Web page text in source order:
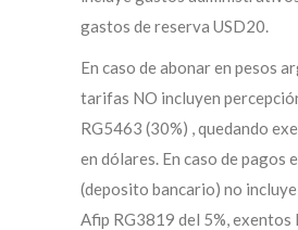
gastos de reserva USD20.
En caso de abonar en pesos
tarifas NO incluyen
RG5463 (30%) , quedando
en dólares. En caso de pagos
(deposito bancario) no
Afip RG3819 del 5%, exentos